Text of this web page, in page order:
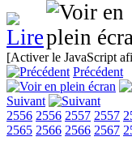
[Activer le JavaScript
Précédent
Suivant
2556 2556 2557 2557
2565 2566 2566 2567